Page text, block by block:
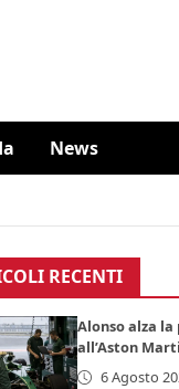
News
RECENTI
Alonso alza
all’Aston
6 Agosto